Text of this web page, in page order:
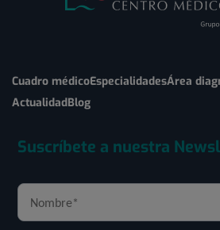
Cuadro médicoEspecialidadesÁrea
ActualidadBlog
Suscríbete a nuestra